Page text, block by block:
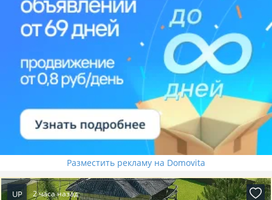
Разместить рекламу на Domovita
UP 2 часа назад